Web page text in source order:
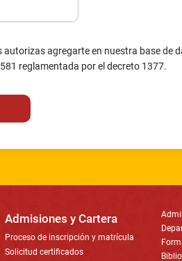
autorizas agregarte en nuestra base de
reglamentada por el decreto 1377.
Admisiones y Cartera
Proceso de inscripción y matrícula
Solicitud certificados